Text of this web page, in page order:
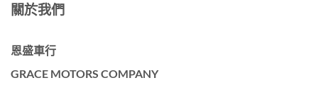
關於我們
恩盛車行
GRACE MOTORS COMPANY